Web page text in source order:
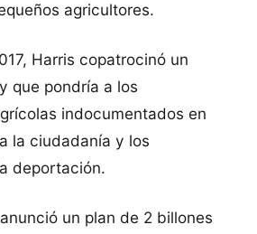
agricultores.
Harris copatrocinó un
que pondría a los
indocumentados en
la ciudadanía y los
deportación.
un plan de 2 billones